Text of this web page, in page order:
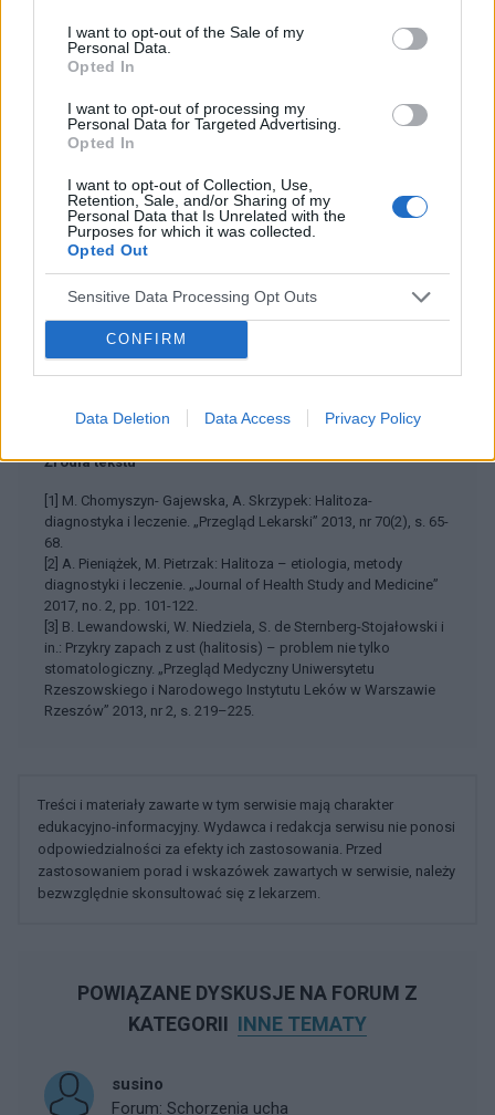
I want to opt-out of the Sale of my
Personal Data.
Opted In
I want to opt-out of processing my
Personal Data for Targeted Advertising.
Opted In
I want to opt-out of Collection, Use,
Retention, Sale, and/or Sharing of my
Personal Data that Is Unrelated with the
Purposes for which it was collected.
Opted Out
Sensitive Data Processing Opt Outs
CONFIRM
Data Deletion Data Access Privacy Policy
Dobry tekst? Udostępnij go na Facebooku?
Chcesz być na bieżąco? Obserwuj nas
na
ogle
News
POWIĄZANE
Tematy Halitometr Halitoza Leczenie halitozy
Lotne związki siarki
Zobacz także w języku english español français
deutsch
Źródła tekstu
[1] M. Chomyszyn- Gajewska, A. Skrzypek: Halitoza-
diagnostyka i leczenie. „Przegląd Lekarski” 2013, nr 70(2), s. 65-
68.
[2] A. Pieniążek, M. Pietrzak: Halitoza – etiologia, metody
diagnostyki i leczenie. „Journal of Health Study and Medicine”
2017, no. 2, pp. 101-122.
[3] B. Lewandowski, W. Niedziela, S. de Sternberg-Stojałowski i
in.: Przykry zapach z ust (halitosis) – problem nie tylko
stomatologiczny. „Przegląd Medyczny Uniwersytetu
Rzeszowskiego i Narodowego Instytutu Leków w Warszawie
Rzeszów” 2013, nr 2, s. 219–225.
Treści i materiały zawarte w tym serwisie mają charakter
edukacyjno-informacyjny. Wydawca i redakcja serwisu nie ponosi
odpowiedzialności za efekty ich zastosowania. Przed
zastosowaniem porad i wskazówek zawartych w serwisie, należy
bezwzględnie skonsultować się z lekarzem.
POWIĄZANE DYSKUSJE NA FORUM Z
KATEGORII INNE TEMATY
susino
Forum: Schorzenia ucha